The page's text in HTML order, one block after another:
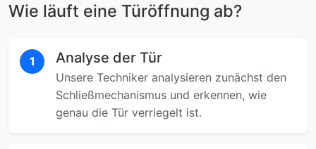
Wie läuft eine Türöffnung ab?
1 Analyse der Tür
Unsere Techniker analysieren zunächst den
Schließmechanismus und erkennen, wie
genau die Tür verriegelt ist.